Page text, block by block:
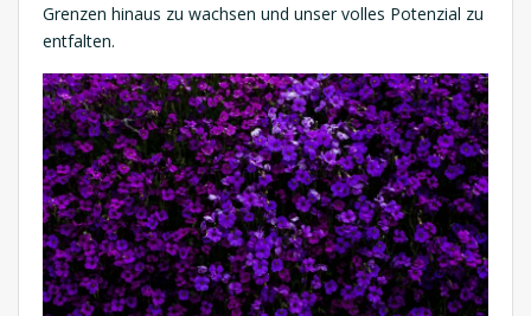
Grenzen hinaus zu wachsen und unser volles Potenzial zu
entfalten.